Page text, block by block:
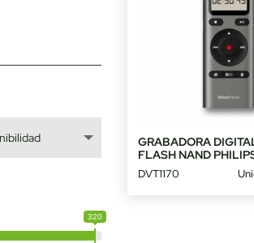
320
GRABADORA
FLASH NAND
DVT1170